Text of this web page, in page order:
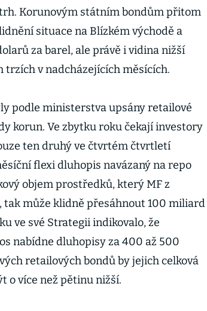
Korunovým státním bondům přitom
situace na Blízkém východě a
za barel, ale právě i vidina nižší
v nadcházejících měsících.
podle ministerstva upsány retailové
korun. Ve zbytku roku čekají investory
ten druhý ve čtvrtém čtvrtletí
flexi dluhopis navázaný na repo
objem prostředků, který MF z
tak může klidně přesáhnout 100 miliard
ve své Strategii indikovalo, že
nabídne dluhopisy za 400 až 500
retailových bondů by jejich celková
o více než pětinu nižší.